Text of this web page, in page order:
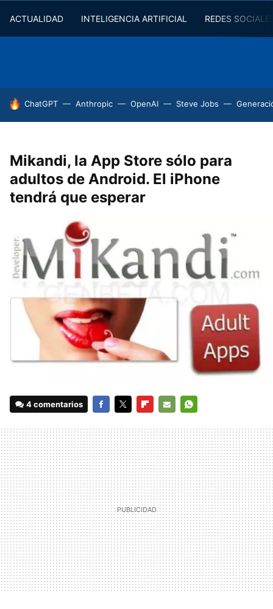
ACTUALIDAD INTELIGENCIA ARTIFICIAL REDES
HOY SE HABLA DE
ChatGPT Anthropic OpenAI Steve Jobs
Mikandi, la App Store sólo para
adultos de Android. El iPhone
tendrá que esperar
4 comentarios
MAIL